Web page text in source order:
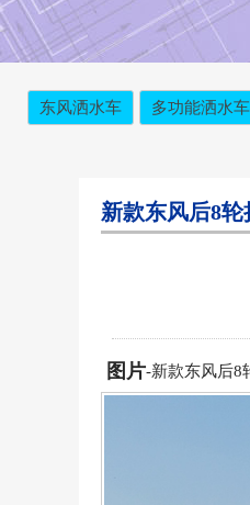
东风洒水车 多功能洒水车
新款东风后8
图片-新款东风后8